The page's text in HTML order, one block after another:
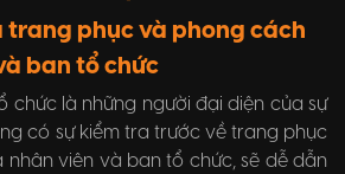
trang phục và phong cách
ban tổ chức
chức là những người đại diện của sự
có sự kiểm tra trước về trang phục
viên và ban tổ chức, sẽ dễ dẫn